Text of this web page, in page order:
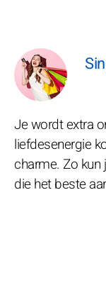
Je wordt extra
liefdesenergie
charme. Zo
die het beste